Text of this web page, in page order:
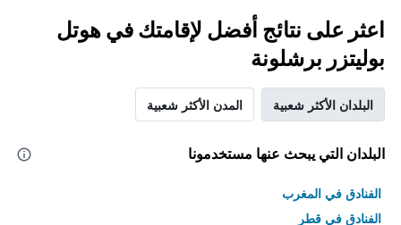
اعثر على نتائج أفضل لإقامتك في هوتل
بوليتزر برشلونة
البلدان الأكثر شعبية المدن الأكثر شعبية
البلدان التي يبحث عنها مستخدمونا
الفنادق في المغرب
الفنادق في قطر